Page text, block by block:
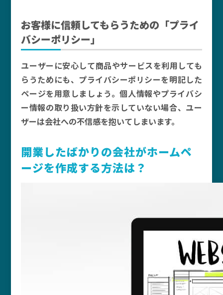
お客様に信頼してもらうための「プライ
バシーポリシー」
ユーザーに安心して商品やサービスを利用しても
らうためにも、プライバシーポリシーを明記した
ページを用意しましょう。個人情報やプライバシ
ー情報の取り扱い方針を示していない場合、ユー
ザーは会社への不信感を抱いてしまいます。
開業したばかりの会社がホームペ
ージを作成する方法は？